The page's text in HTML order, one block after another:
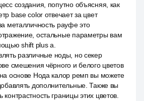
создания, попутно объясняя, как
base color отвечает за цвет
металличность рауфе это
остальные параметры вам
shift plus a.
различные ноды, но секер
смешения чёрного и белого цветов
основе Нода калор ремп вы можете
дополнительные. Также вы
границы этих цветов.